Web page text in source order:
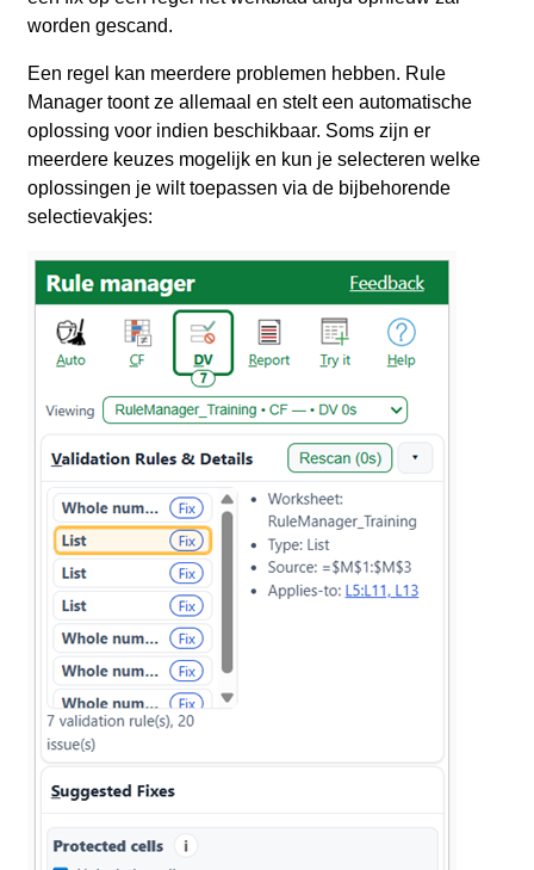
worden gescand.
Een regel kan meerdere problemen hebben. Rule
Manager toont ze allemaal en stelt een automatische
oplossing voor indien beschikbaar. Soms zijn er
meerdere keuzes mogelijk en kun je selecteren welke
oplossingen je wilt toepassen via de bijbehorende
selectievakjes: